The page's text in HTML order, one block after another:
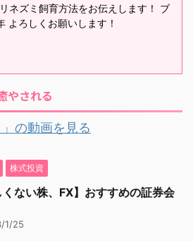
ネズミ飼育方法をお伝えします！ ブ
よろしくお願いします！
やされる
の動画を見る
株式投資
くない株、FX】おすすめの証券会
1/25